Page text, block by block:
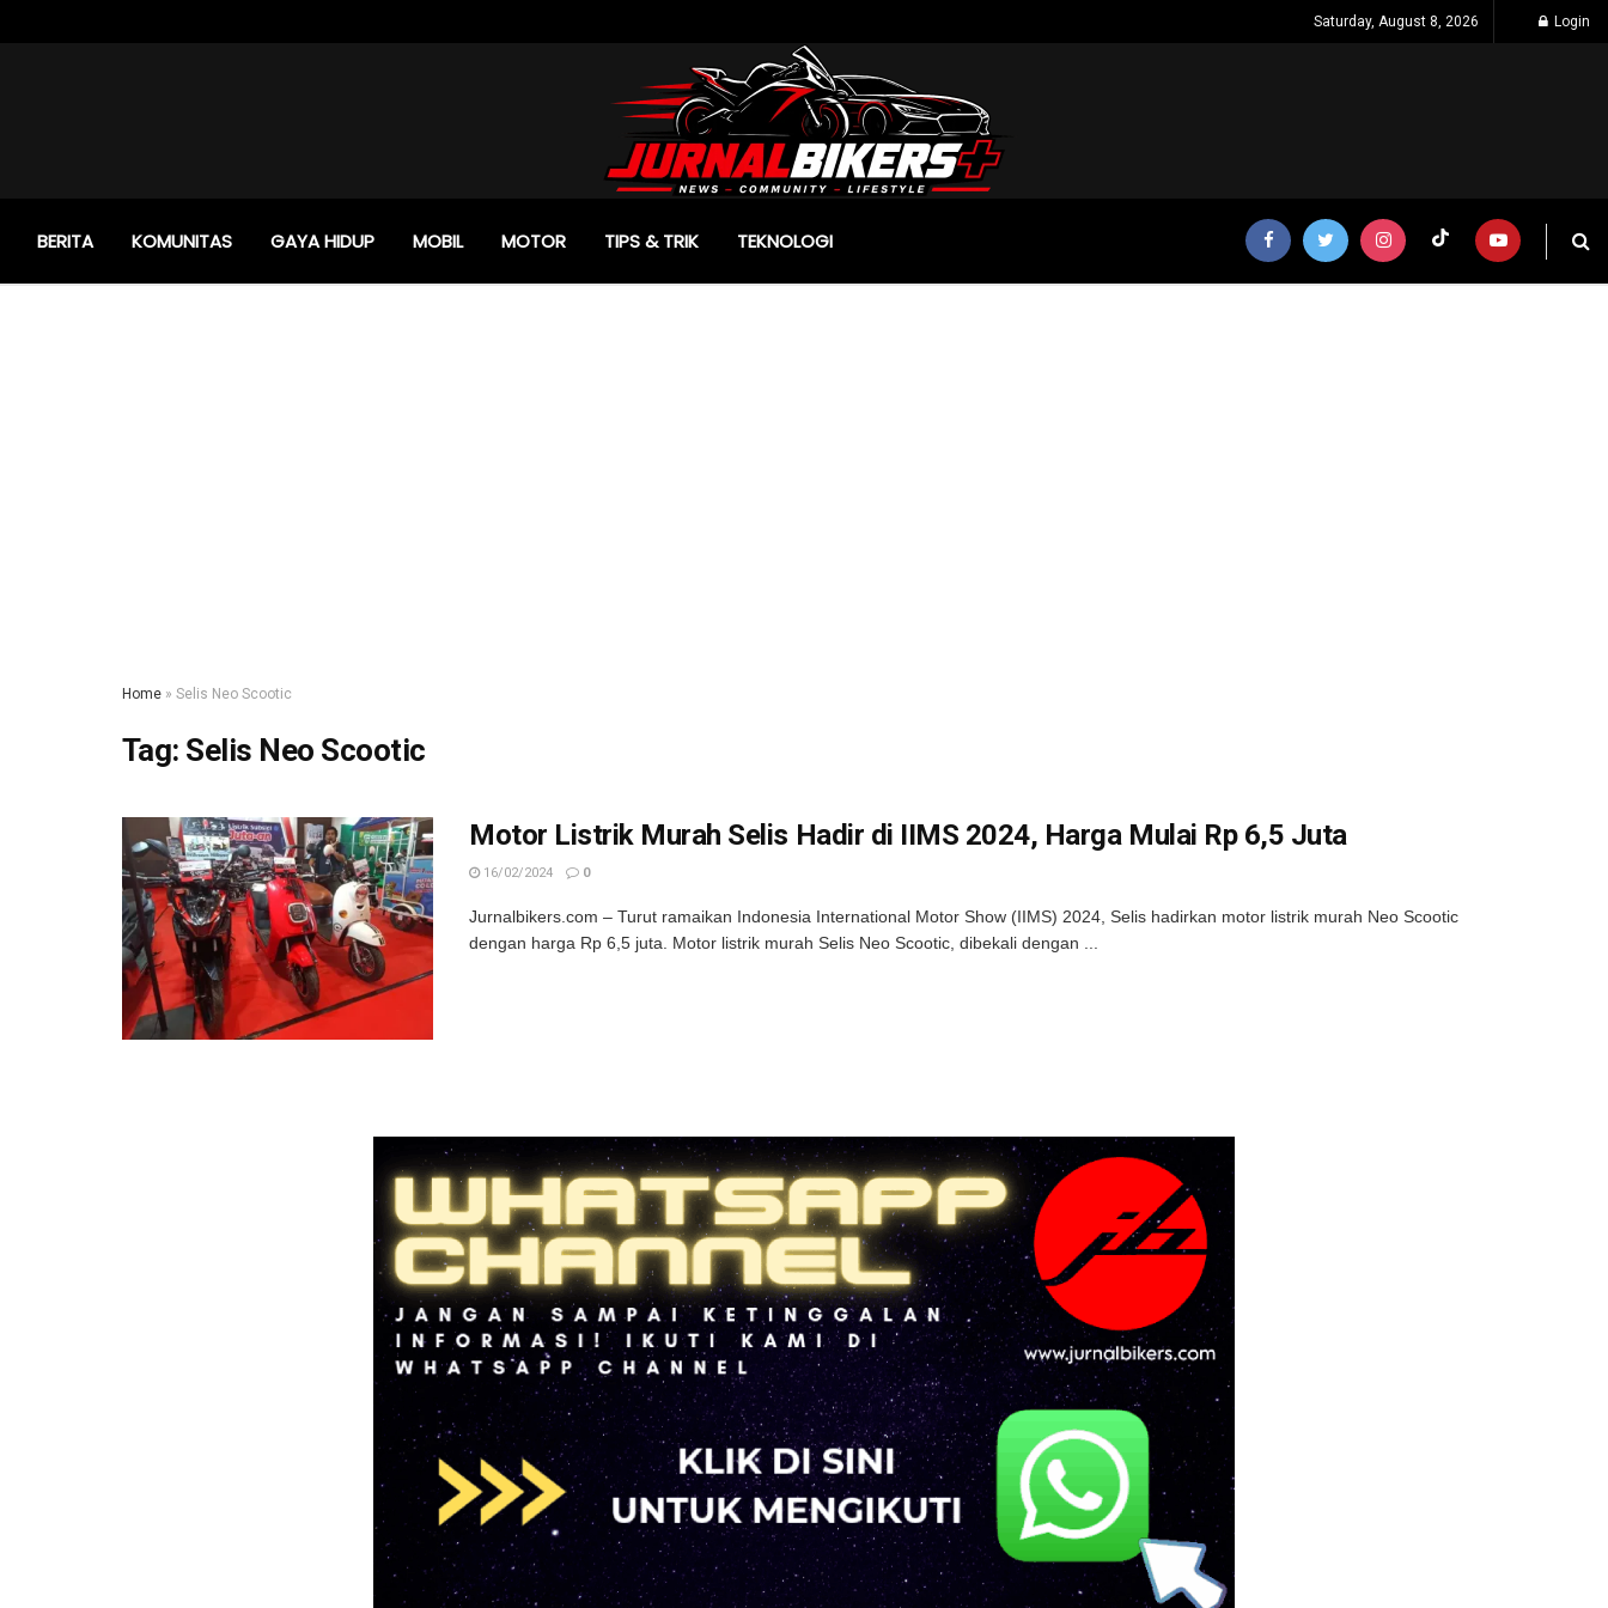
Saturday, August 8, 2026 Login
BERITA KOMUNITAS GAYA HIDUP MOBIL MOTOR TIPS & TRIK TEKNOLOGI
Home » Selis Neo Scootic
Tag: Selis Neo Scootic
Motor Listrik Murah Selis Hadir di IIMS 2024, Harga Mulai Rp 6,5 Juta
16/02/2024 0
Jurnalbikers.com – Turut ramaikan Indonesia International Motor Show (IIMS) 2024, Selis hadirkan motor listrik murah Neo Scootic
dengan harga Rp 6,5 juta. Motor listrik murah Selis Neo Scootic, dibekali dengan ...